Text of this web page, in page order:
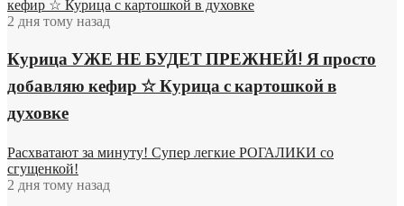
кефир ☆ Курица с картошкой в духовке
2 дня тому назад
Курица УЖЕ НЕ БУДЕТ ПРЕЖНЕЙ! Я просто
добавляю кефир ☆ Курица с картошкой в
духовке
Расхватают за минуту! Супер легкие РОГАЛИКИ со
сгущенкой!
2 дня тому назад